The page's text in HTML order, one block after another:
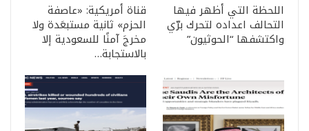
اللحظة التي أظهر فيها
التحالف اعداده لتحرك برّي
واكتشفها “الحوثيون”
قناة أمريكية: «عاصفة
الحزم» ثانية مستبعَدة ولا
مخرجَ آمنًا للسعودية إلا
بالاستجابة…